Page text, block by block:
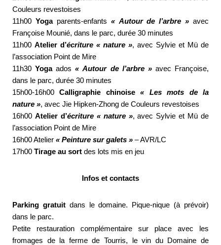
Couleurs revestoises
11h00 Yogaparents-enfants « Autour de l’arbre » avec
Françoise Mounié, dans le parc, durée 30 minutes
11h00 Atelier d’écriture « nature », avec Sylvie et Mü de
l’association Point de Mire
11h30Yogaados« Autour de l’arbre »avec Françoise,
dans le parc, durée 30 minutes
15h00-16h00Calligraphie chinoise« Les mots de la
nature », avec Jie Hipken-Zhong de Couleurs revestoises
16h00 Atelier d’écriture « nature », avec Sylvie et Mü de
l’association Point de Mire
16h00 Atelier « Peinture sur galets » – AVR/LC
17h00 Tirage au sort des lots mis en jeu
Infos et contacts
Parking gratuitdans le domaine. Pique-nique (à prévoir)
dans le parc.
Petite restauration complémentaire sur place avec les
fromages de la ferme de Tourris, le vin du Domaine de